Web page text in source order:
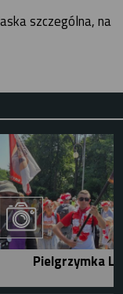
szczególna, na
Pielgrzymka